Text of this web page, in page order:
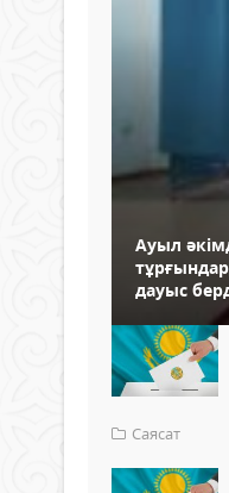
Ауыл
дауыс
Саясат